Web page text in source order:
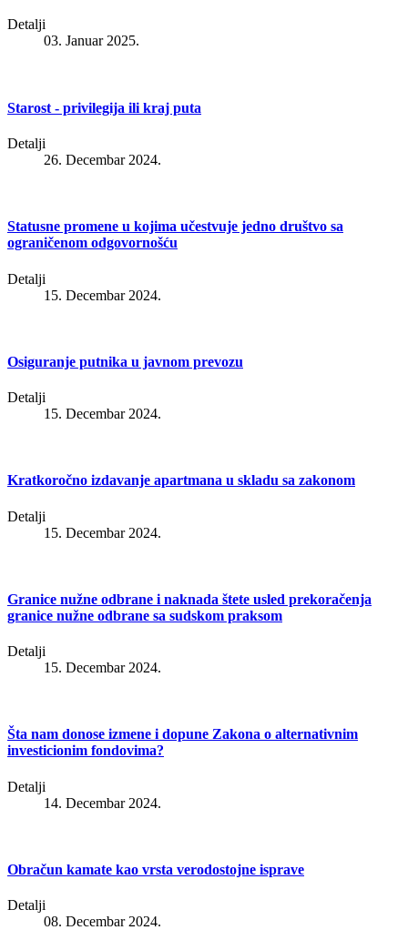
Detalji
03. Januar 2025.
Starost - privilegija ili kraj puta
Detalji
26. Decembar 2024.
Statusne promene u kojima učestvuje jedno društvo sa
ograničenom odgovornošću
Detalji
15. Decembar 2024.
Osiguranje putnika u javnom prevozu
Detalji
15. Decembar 2024.
Kratkoročno izdavanje apartmana u skladu sa zakonom
Detalji
15. Decembar 2024.
Granice nužne odbrane i naknada štete usled prekoračenja
granice nužne odbrane sa sudskom praksom
Detalji
15. Decembar 2024.
Šta nam donose izmene i dopune Zakona o alternativnim
investicionim fondovima?
Detalji
14. Decembar 2024.
Obračun kamate kao vrsta verodostojne isprave
Detalji
08. Decembar 2024.